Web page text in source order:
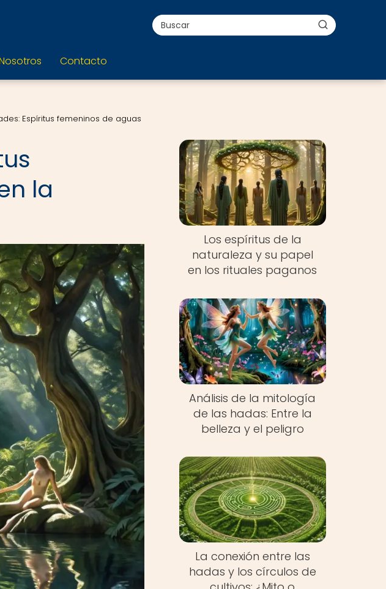
Contacto
Espíritus femeninos de aguas
la
Los espíritus de la
naturaleza y su papel
en los rituales paganos
Análisis de la mitología
de las hadas: Entre la
belleza y el peligro
La conexión entre las
hadas y los círculos de